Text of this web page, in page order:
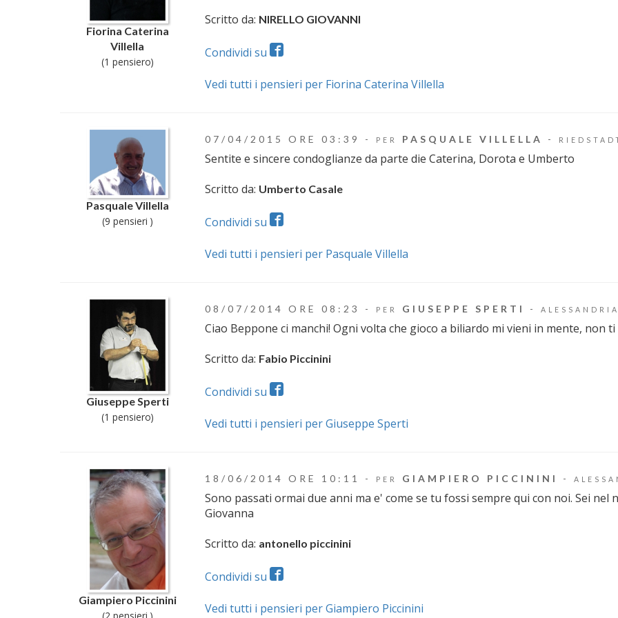
Fiorina Caterina
Villella
(1 pensiero)
Scritto da: NIRELLO GIOVANNI
Condividi su
Vedi tutti i pensieri per Fiorina Caterina Villella
Pasquale Villella
(9 pensieri )
07/04/2015 ORE 03:39 - PER PASQUALE VILLELLA -
Sentite e sincere condoglianze da parte die Caterina, Dorota e Umberto
Scritto da: Umberto Casale
Condividi su
Vedi tutti i pensieri per Pasquale Villella
Giuseppe Sperti
(1 pensiero)
08/07/2014 ORE 08:23 - PER GIUSEPPE SPERTI -
Ciao Beppone ci manchi! Ogni volta che gioco a biliardo mi vieni in mente, non
Scritto da: Fabio Piccinini
Condividi su
Vedi tutti i pensieri per Giuseppe Sperti
Giampiero Piccinini
(2 pensieri )
18/06/2014 ORE 10:11 - PER GIAMPIERO PICCININI -
Sono passati ormai due anni ma e' come se tu fossi sempre qui con noi. Sei nel
Giovanna
Scritto da: antonello piccinini
Condividi su
Vedi tutti i pensieri per Giampiero Piccinini